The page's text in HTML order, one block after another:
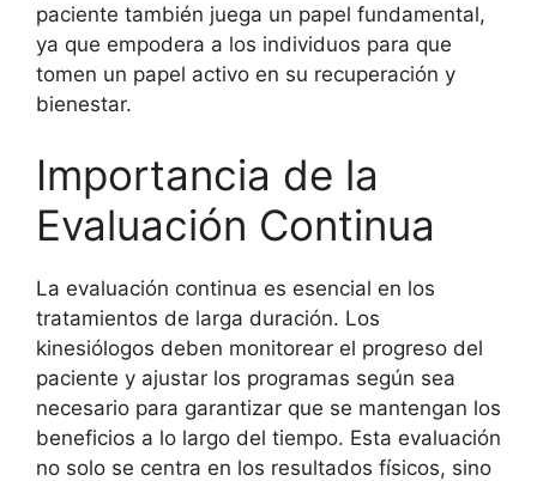
paciente también juega un papel fundamental,
ya que empodera a los individuos para que
tomen un papel activo en su recuperación y
bienestar.
Importancia de la
Evaluación Continua
La evaluación continua es esencial en los
tratamientos de larga duración. Los
kinesiólogos deben monitorear el progreso del
paciente y ajustar los programas según sea
necesario para garantizar que se mantengan los
beneficios a lo largo del tiempo. Esta evaluación
no solo se centra en los resultados físicos, sino